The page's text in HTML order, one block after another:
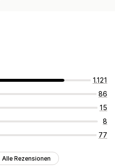
1.121
86
15
8
77
Alle Rezensionen